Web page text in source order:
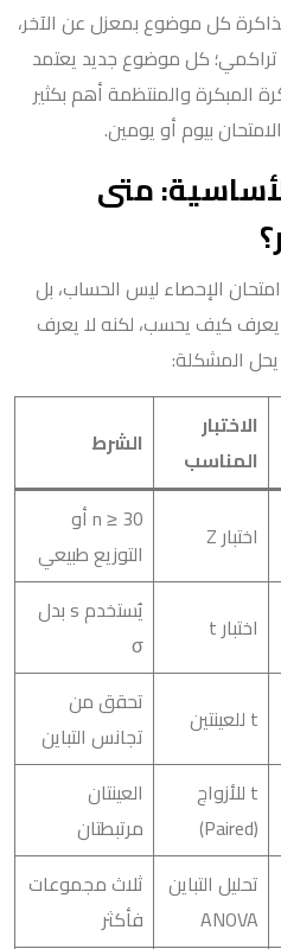
كل موضوع بمعزل عن الآخر،
تراكمي؛ كل موضوع جديد يعتمد
المبكرة والمنتظمة أهم بكثير
بيوم أو يومين.
متى
الإحصاء ليس الحساب، بل
يعرف كيف يحسب، لكنه لا يعرف
المشكلة:
الاختبار
المناسب
الشرط
اختبار Z
n ≥ 30 أو
التوزيع طبيعي
اختبار t
يُستخدم s بدل
σ
t للعينتين
تحقق من
تجانس التباين
t للأزواج
(Paired)
العينتان
مرتبطتان
تحليل التباين
ANOVA
ثلاث مجموعات
فأكثر